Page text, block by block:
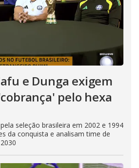
e Dunga exigem
pelo hexa
seleção brasileira em 2002 e 1994
da conquista e analisam time de